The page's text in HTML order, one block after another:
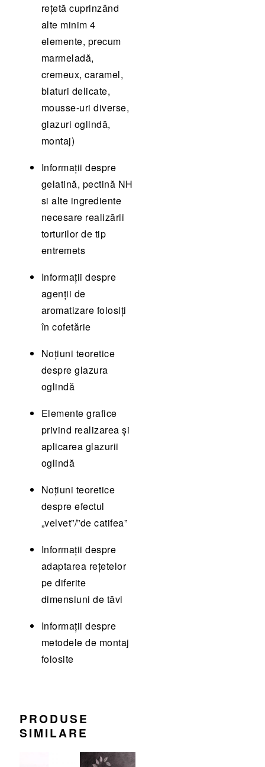
rețetă cuprinzând
alte minim 4
elemente, precum
marmeladă,
cremeux, caramel,
blaturi delicate,
mousse-uri diverse,
glazuri oglindă,
montaj)
Informații despre
gelatină, pectină NH
si alte ingrediente
necesare realizării
torturilor de tip
entremets
Informații despre
agenții de
aromatizare folosiți
în cofetărie
Noțiuni teoretice
despre glazura
oglindă
Elemente grafice
privind realizarea și
aplicarea glazurii
oglindă
Noțiuni teoretice
despre efectul
„velvet”/”de catifea”
Informații despre
adaptarea rețetelor
pe diferite
dimensiuni de tăvi
Informații despre
metodele de montaj
folosite
PRODUSE
SIMILARE